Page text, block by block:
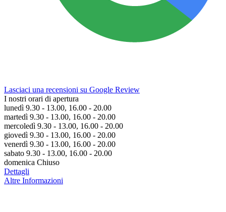
Lasciaci una recensioni su Google Review
I nostri orari di apertura
lunedì 9.30 - 13.00, 16.00 - 20.00
martedì 9.30 - 13.00, 16.00 - 20.00
mercoledì 9.30 - 13.00, 16.00 - 20.00
giovedì 9.30 - 13.00, 16.00 - 20.00
venerdì 9.30 - 13.00, 16.00 - 20.00
sabato 9.30 - 13.00, 16.00 - 20.00
domenica Chiuso
Dettagli
Altre Informazioni